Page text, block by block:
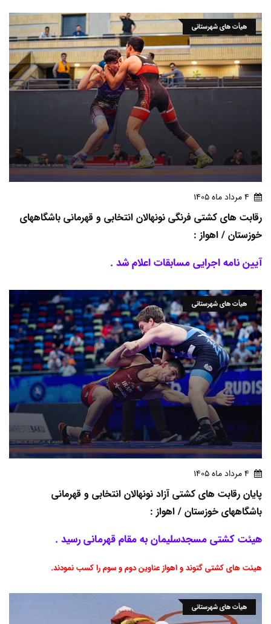
هیأت های شهرستانی
4 مرداد ماه 1405
رقابت های کشتی فرنگی نونهالان انتخابی و قهرمانی باشگاههای
خوزستان / اهواز :
آیین نامه اجرایی مسابقات اعلام شد .
هیأت های شهرستانی
4 مرداد ماه 1405
پایان رقابت های کشتی آزاد نونهالان انتخابی و قهرمانی
باشگاههای خوزستان / اهواز :
هیئت کشتی مسجدسلیمان به مقام قهرمانی رسید .
هیئت های کشتی گتوند و اهواز عناوین دوم و سوم را کسب نمودند.
هیأت های شهرستانی